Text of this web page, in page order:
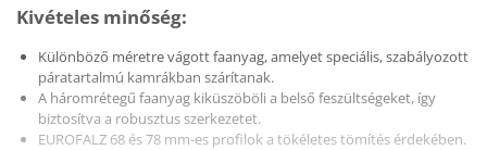
Kivételes minőség:
Különböző méretre vágott faanyag, amelyet speciális, szabályozott
páratartalmú kamrákban szárítanak.
A háromrétegű faanyag kiküszöböli a belső feszültségeket, így
biztosítva a robusztus szerkezetet.
EUROFALZ 68 és 78 mm-es profilok a tökéletes tömítés érdekében.